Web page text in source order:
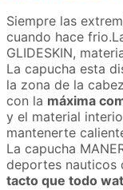
Siempre las
cuando hace
GLIDESKIN,
La capucha esta
la zona de la
con la máxima
y el material
mantenerte
La capucha
deportes nauticos
tacto que todo